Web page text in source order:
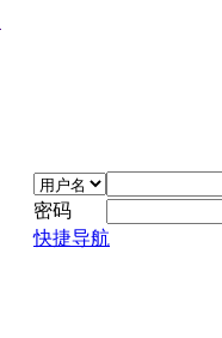
密码
快捷导航